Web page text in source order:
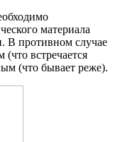
материала
В противном случае
встречается
(что бывает реже).